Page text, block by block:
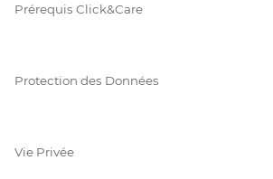
Prérequis Click&Care
Protection des Données
Vie Privée